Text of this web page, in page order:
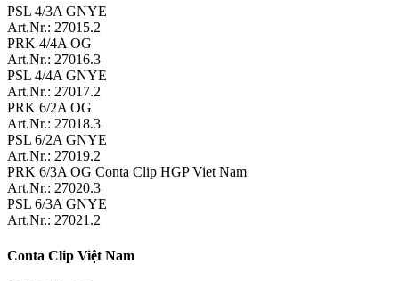
PSL 4/3A GNYE
Art.Nr.: 27015.2
PRK 4/4A OG
Art.Nr.: 27016.3
PSL 4/4A GNYE
Art.Nr.: 27017.2
PRK 6/2A OG
Art.Nr.: 27018.3
PSL 6/2A GNYE
Art.Nr.: 27019.2
PRK 6/3A OG Conta Clip HGP Viet Nam
Art.Nr.: 27020.3
PSL 6/3A GNYE
Art.Nr.: 27021.2
Conta Clip Việt Nam